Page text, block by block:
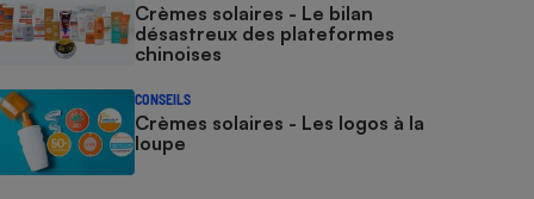
Crèmes solaires - Le bilan
désastreux des plateformes
chinoises
CONSEILS
Crèmes solaires - Les logos à la
loupe